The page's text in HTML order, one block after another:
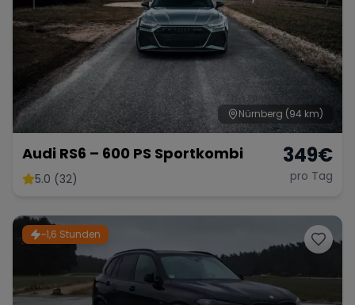
Nürnberg (94 km)
Audi RS6 – 600 PS Sportkombi
5.0 (32)
349€
pro Tag
~1,6 Stunden